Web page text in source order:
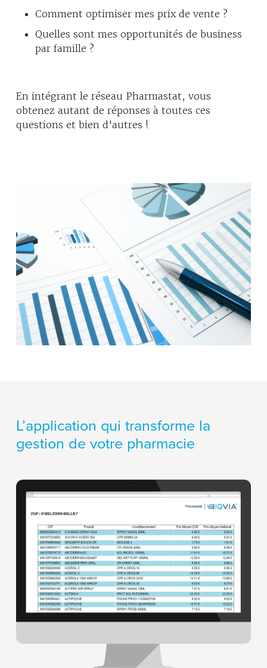
Comment optimiser mes prix de vente ?
Quelles sont mes opportunités de business
par famille ?
En intégrant le réseau Pharmastat, vous
obtenez autant de réponses à toutes ces
questions et bien d'autres !
L’application qui transforme la
gestion de votre pharmacie